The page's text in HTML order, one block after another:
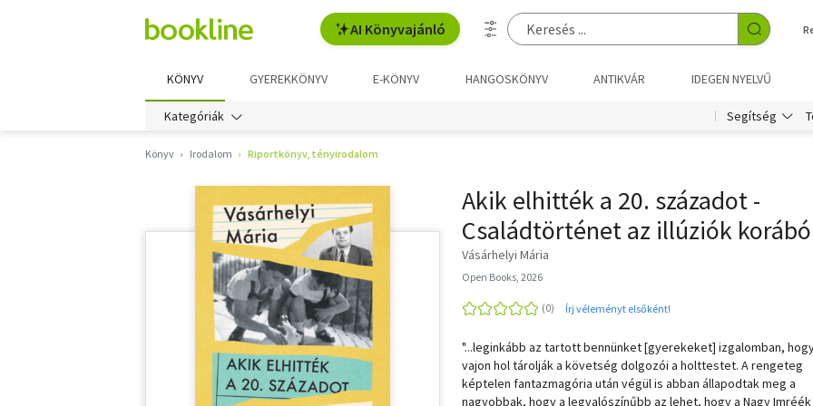
AI Könyvajánló
KÖNYV GYEREKKÖNYV E-KÖNYV HANGOSKÖNYV ANTIKVÁR IDEGEN NYELVŰ
Kategóriák Segítség
Könyv Irodalom Riportkönyv, tényirodalom
Akik elhitték a 20. századot -
Családtörténet az illúziók
Vásárhelyi Mária
Open Books, 2026
Írj véleményt elsőként!
"...leginkább az tartott bennünket [gyerekeket] izgalomban,
vajon hol tárolják a követség dolgozói a holttestet. A rengeteg
képtelen fantazmagória után végül is abban állapodtak meg a
nagyobbak, hogy a legvalószínűbb az lehet, hogy a Nagy Imréék